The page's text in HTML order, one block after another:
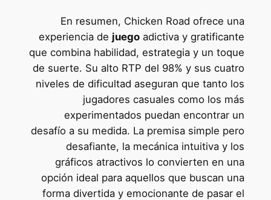
En resumen, Chicken Road ofrece una
experiencia de juego adictiva y gratificante
que combina habilidad, estrategia y un toque
de suerte. Su alto RTP del 98% y sus cuatro
niveles de dificultad aseguran que tanto los
jugadores casuales como los más
experimentados puedan encontrar un
desafío a su medida. La premisa simple pero
desafiante, la mecánica intuitiva y los
gráficos atractivos lo convierten en una
opción ideal para aquellos que buscan una
forma divertida y emocionante de pasar el